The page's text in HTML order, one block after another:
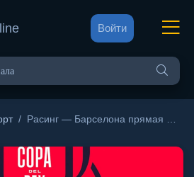
Войти
/ Расинг — Барселона прямая трансляция 15 января 2026